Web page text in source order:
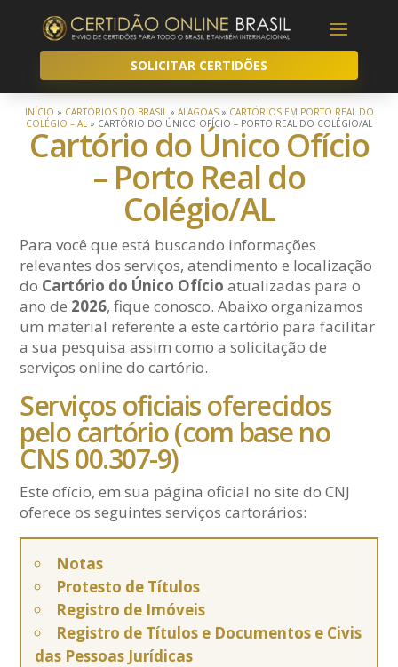
SOLICITAR CERTIDÕES
INÍCIO » CARTÓRIOS DO BRASIL» ALAGOAS» CARTÓRIOS EM PORTO REAL DO
COLÉGIO – AL » CARTÓRIO DO ÚNICO OFÍCIO – PORTO REAL DO COLÉGIO/AL
Cartório do Único Ofício
– Porto Real do
Colégio/AL
Para você que está buscando informações
relevantes dos serviços, atendimento e localização
do Cartório do Único Ofício atualizadas para o
ano de 2026, fique conosco. Abaixo organizamos
um material referente a este cartório para facilitar
a sua pesquisa assim como a solicitação de
serviços online do cartório.
Serviços oficiais oferecidos
pelo cartório (com base no
CNS 00.307-9)
Este ofício, em sua página oficial no site do CNJ
oferece os seguintes serviços cartorários:
Notas
Protesto de Títulos
Registro de Imóveis
Registro de Títulos e Documentos e Civis
das Pessoas Jurídicas